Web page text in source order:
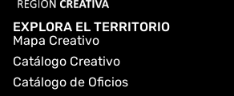
EXPLORA EL TERRITORIO
Mapa Creativo
Catálogo Creativo
Catálogo de Oficios